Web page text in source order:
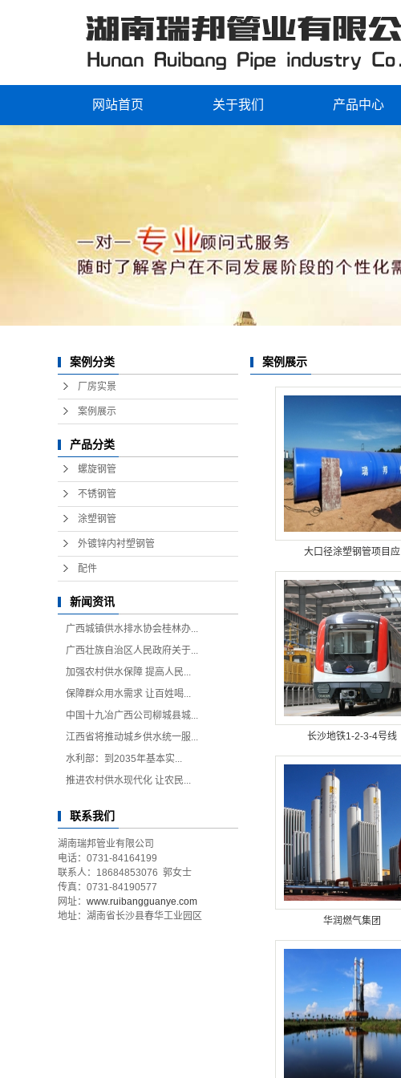
网站首页 关于我们 产品中心
案例分类
厂房实景
案例展示
产品分类
螺旋钢管
不锈钢管
涂塑钢管
外镀锌内衬塑钢管
配件
新闻资讯
广西城镇供水排水协会桂林办...
广西壮族自治区人民政府关于...
加强农村供水保障 提高人民...
保障群众用水需求 让百姓喝...
中国十九冶广西公司柳城县城...
江西省将推动城乡供水统一服...
水利部：到2035年基本实...
推进农村供水现代化 让农民...
联系我们
湖南瑞邦管业有限公司
电话：0731-84164199
联系人：18684853076 郭女士
传真：0731-84190577
网址： www.ruibangguanye.com
地址：湖南省长沙县春华工业园区
案例展示
大口径涂塑钢管项目应
长沙地铁1-2-3-4号线
华润燃气集团